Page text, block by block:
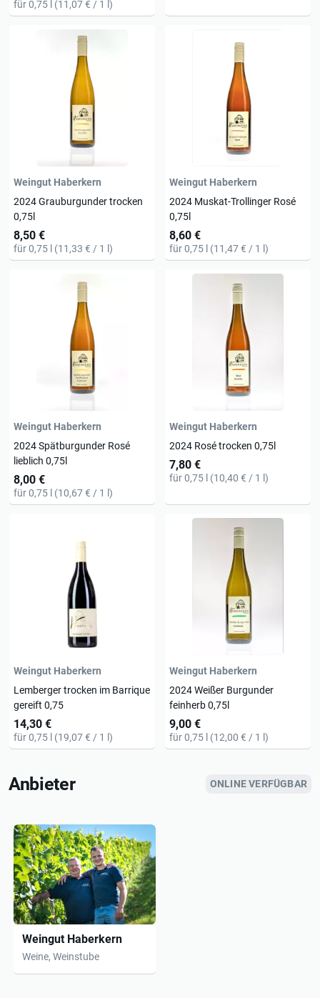
für 0,75 l (11,07 € / 1 l)
Weingut Haberkern
2024 Grauburgunder trocken
0,75l
8,50 €
für 0,75 l (11,33 € / 1 l)
Weingut Haberkern
2024 Muskat-Trollinger Rosé
0,75l
8,60 €
für 0,75 l (11,47 € / 1 l)
Weingut Haberkern
2024 Spätburgunder Rosé
lieblich 0,75l
8,00 €
für 0,75 l (10,67 € / 1 l)
Weingut Haberkern
2024 Rosé trocken 0,75l
7,80 €
für 0,75 l (10,40 € / 1 l)
Weingut Haberkern
Lemberger trocken im Barrique
gereift 0,75
14,30 €
für 0,75 l (19,07 € / 1 l)
Weingut Haberkern
2024 Weißer Burgunder
feinherb 0,75l
9,00 €
für 0,75 l (12,00 € / 1 l)
Anbieter ONLINE VERFÜGBAR
Weingut Haberkern
Weine, Weinstube